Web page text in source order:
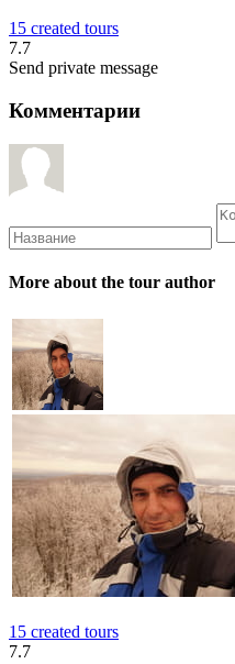
15 created tours
7.7
Send private message
Комментарии
More about the tour author
15 created tours
7.7